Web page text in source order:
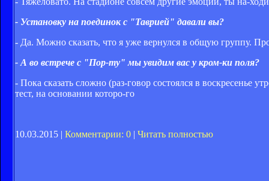
- Установку на поединок с "Таврией" давали вы?
- Да. Можно сказать, что я уже вернулся в общую группу.
- А во встрече с "Пор­-ту" мы увидим вас у кром­-ки поля?
- Пока сказать сложно (раз­-говор состоялся в воскресенье
тест, на основании которо­-го
10.03.2015 | Комментарии: 0 | Читать полностью